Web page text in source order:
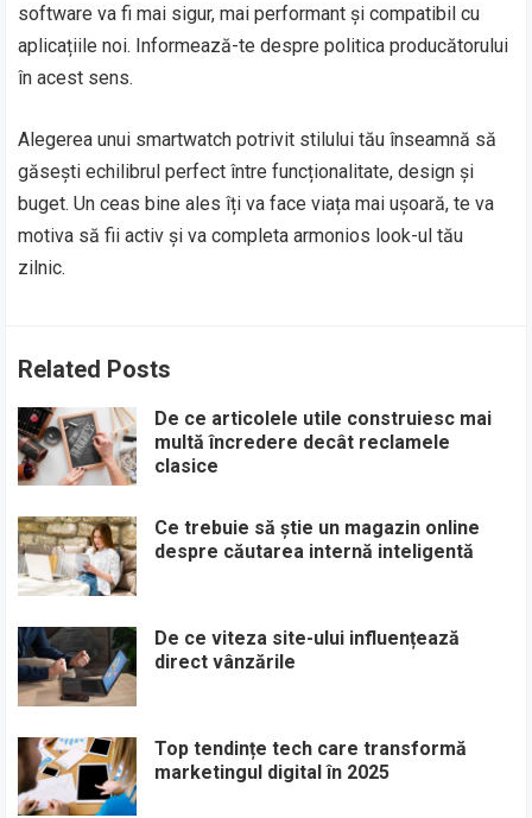
software va fi mai sigur, mai performant și compatibil cu
aplicațiile noi. Informează-te despre politica producătorului
în acest sens.
Alegerea unui smartwatch potrivit stilului tău înseamnă să
găsești echilibrul perfect între funcționalitate, design și
buget. Un ceas bine ales îți va face viața mai ușoară, te va
motiva să fii activ și va completa armonios look-ul tău
zilnic.
Related Posts
De ce articolele utile construiesc mai
multă încredere decât reclamele
clasice
Ce trebuie să știe un magazin online
despre căutarea internă inteligentă
De ce viteza site-ului influențează
direct vânzările
Top tendințe tech care transformă
marketingul digital în 2025